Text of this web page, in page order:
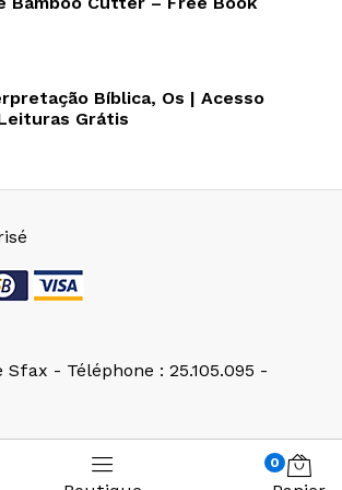
Bíblica, Os | Acesso
Grátis
- Téléphone : 25.105.095 -
0